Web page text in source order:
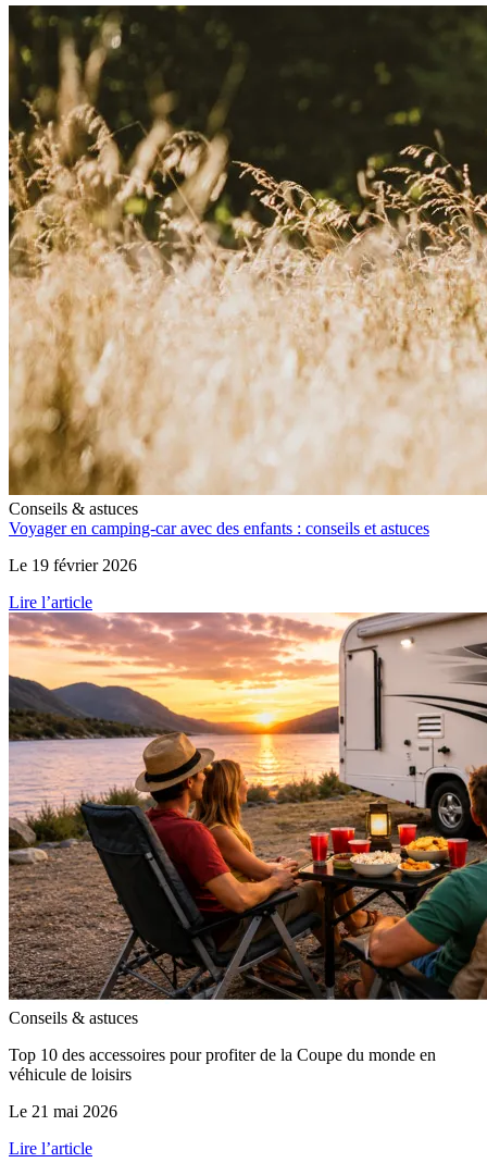
Conseils & astuces
Voyager en camping-car avec des enfants : conseils et astuces
Le 19 février 2026
Lire l’article
Conseils & astuces
Top 10 des accessoires pour profiter de la Coupe du monde en
véhicule de loisirs
Le 21 mai 2026
Lire l’article